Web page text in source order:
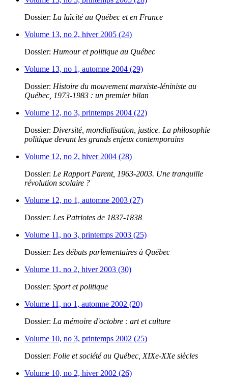
Dossier: La laïcité au Québec et en France
Volume 13, no 2, hiver 2005 (24)
Dossier: Humour et politique au Québec
Volume 13, no 1, automne 2004 (29)
Dossier: Histoire du mouvement marxiste-léniniste au
Québec, 1973-1983 : un premier bilan
Volume 12, no 3, printemps 2004 (22)
Dossier: Diversité, mondialisation, justice. La philosophie
politique devant les grands enjeux contemporains
Volume 12, no 2, hiver 2004 (28)
Dossier: Le Rapport Parent, 1963-2003. Une tranquille
révolution scolaire ?
Volume 12, no 1, automne 2003 (27)
Dossier: Les Patriotes de 1837-1838
Volume 11, no 3, printemps 2003 (25)
Dossier: Les débats parlementaires à Québec
Volume 11, no 2, hiver 2003 (30)
Dossier: Sport et politique
Volume 11, no 1, automne 2002 (20)
Dossier: La mémoire d'octobre : art et culture
Volume 10, no 3, printemps 2002 (25)
Dossier: Folie et société au Québec, XIXe-XXe siècles
Volume 10, no 2, hiver 2002 (26)